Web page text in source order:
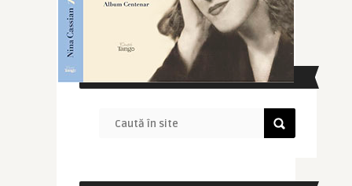
CAUTĂ ÎN SITE